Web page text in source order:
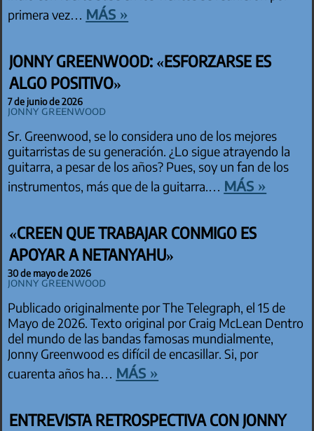
primera vez… más »
JONNY GREENWOOD: «ESFORZARSE ES
ALGO POSITIVO»
7 de junio de 2026
Jonny Greenwood
Sr. Greenwood, se lo considera uno de los mejores
guitarristas de su generación. ¿Lo sigue atrayendo la
guitarra, a pesar de los años? Pues, soy un fan de los
instrumentos, más que de la guitarra.… más »
«CREEN QUE TRABAJAR CONMIGO ES
APOYAR A NETANYAHU»
30 de mayo de 2026
Jonny Greenwood
Publicado originalmente por The Telegraph, el 15 de
Mayo de 2026. Texto original por Craig McLean Dentro
del mundo de las bandas famosas mundialmente,
Jonny Greenwood es difícil de encasillar. Si, por
cuarenta años ha… más »
ENTREVISTA RETROSPECTIVA CON JONNY